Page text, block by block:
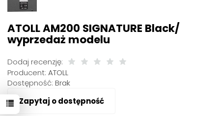
ATOLL AM200 SIGNATURE Black/
wyprzedaż modelu
Dodaj recenzję:
Producent: ATOLL
Dostępność: Brak
Zapytaj o dostępność